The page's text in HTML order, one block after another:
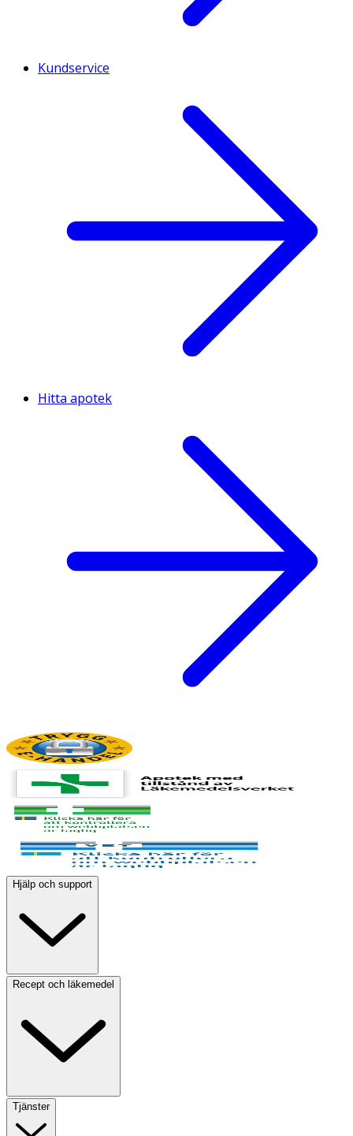
Kundservice
Hitta apotek
Hjälp och support
Recept och läkemedel
Tjänster